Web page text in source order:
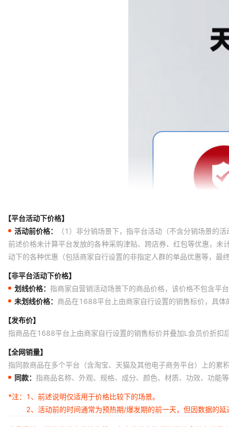
【平台活动下价格】
活动前价格：
（1）非分销场景下，指平台活动（不含分销场景的
前述价格未计算平台发放的各种采购津贴、跨店券、红包等优惠，
动下的各种优惠（包括商家自行设置的非指定人群的单品优惠等，
【非平台活动下价格】
划线价格： 指商家自营销活动场景下的商品价格，该价格不包含平
未划线价格： 商品在1688平台上由商家自行设置的销售标价，具
【发布价】
指商品在1688平台上由商家自行设置的销售标价并叠加L会员价折扣
【全网销量】
指同款商品在多个平台（含淘宝、天猫及其他电子商务平台）上的累
同款： 指商品名称、外观、规格、成分、颜色、材质、功效、功能
*注：
1、前述说明仅适用于价格比较下的场景。
2、活动前的时间通常为预热期/爆发期的前一天，但因数据的